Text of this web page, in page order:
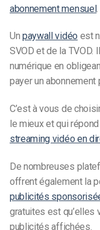
abonnement mensuel.
Unpaywall vidéo est
SVOD et de la TVOD.
numérique en
payer un abonnement
C’est à vous de
le mieux et qui
streaming vidéo en
De nombreuses
offrent également la
publicités
gratuites est qu’elles
publicités affichées.